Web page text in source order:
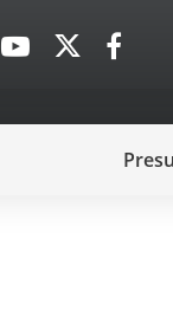
Enlace
aplicación
Enlace
externa.